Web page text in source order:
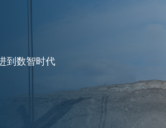
到数智时代